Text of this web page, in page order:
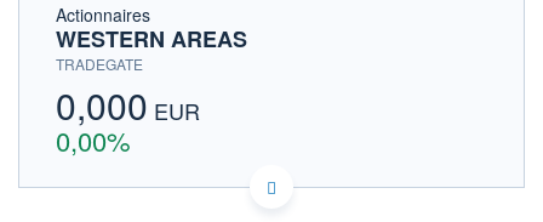
Actionnaires
WESTERN AREAS
TRADEGATE
0,000 EUR
0,00%
AU000000WSA9 FX9